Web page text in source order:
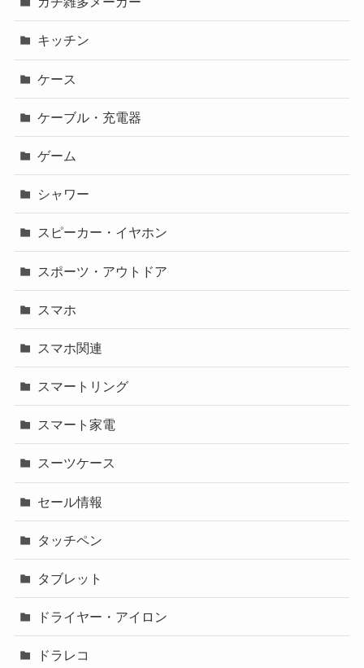
キッチン
ケース
ケーブル・充電器
ゲーム
シャワー
スピーカー・イヤホン
スポーツ・アウトドア
スマホ
スマホ関連
スマートリング
スマート家電
スーツケース
セール情報
タッチペン
タブレット
ドライヤー・アイロン
ドラレコ